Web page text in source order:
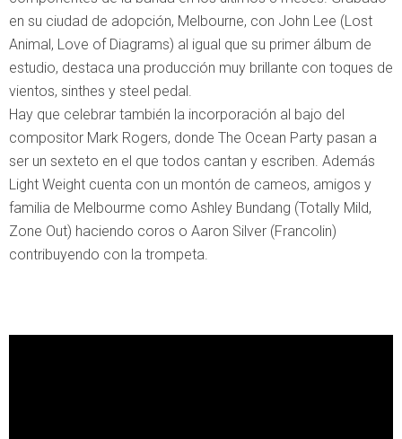
en su ciudad de adopción, Melbourne, con John Lee (Lost
Animal, Love of Diagrams) al igual que su primer álbum de
estudio, destaca una producción muy brillante con toques de
vientos, sinthes y steel pedal.
Hay que celebrar también la incorporación al bajo del
compositor Mark Rogers, donde The Ocean Party pasan a
ser un sexteto en el que todos cantan y escriben. Además
Light Weight cuenta con un montón de cameos, amigos y
familia de Melbourme como Ashley Bundang (Totally Mild,
Zone Out) haciendo coros o Aaron Silver (Francolin)
contribuyendo con la trompeta.